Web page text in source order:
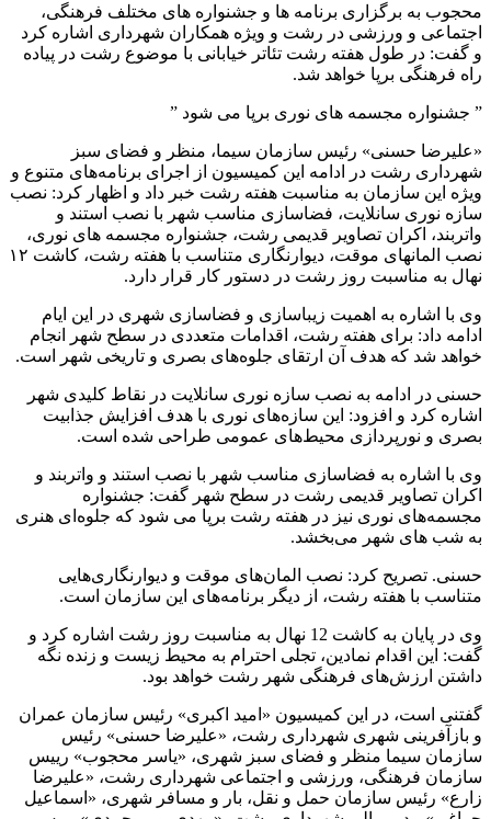
محجوب به برگزاری برنامه ها و جشنواره های مختلف فرهنگی،
اجتماعی و ورزشی در رشت و ویژه همکاران شهرداری اشاره کرد
و گفت: در طول هفته رشت تئاتر خیابانی با موضوع رشت در پیاده
راه فرهنگی برپا خواهد شد.
” جشنواره مجسمه های نوری برپا می شود ”
«علیرضا حسنی» رئیس سازمان سیما، منظر و فضای سبز
شهرداری رشت در ادامه این کمیسیون از اجرای برنامه‌های متنوع و
ویژه این سازمان به مناسبت هفته رشت خبر داد و اظهار کرد: نصب
سازه نوری سانلایت، فضاسازی مناسب شهر با نصب استند و
واتربند، اکران تصاویر قدیمی رشت، جشنواره مجسمه های نوری،
نصب المانهای موقت، دیوارنگاری متناسب با هفته رشت، کاشت ۱۲
نهال به مناسبت روز رشت در دستور کار قرار دارد.
وی با اشاره به اهمیت زیباسازی و فضاسازی شهری در این ایام
ادامه داد: برای هفته رشت، اقدامات متعددی در سطح شهر انجام
خواهد شد که هدف آن ارتقای جلوه‌های بصری و تاریخی شهر است.
حسنی در ادامه به نصب سازه نوری سانلایت در نقاط کلیدی شهر
اشاره کرد و افزود: این سازه‌های نوری با هدف افزایش جذابیت
بصری و نورپردازی محیط‌های عمومی طراحی شده است.
وی با اشاره به فضاسازی مناسب شهر با نصب استند و واتربند و
اکران تصاویر قدیمی رشت در سطح شهر گفت: جشنواره
مجسمه‌های نوری نیز در هفته رشت برپا می شود که جلوه‌ای هنری
به شب‌ های شهر می‌بخشد.
حسنی. تصریح کرد: نصب المان‌های موقت و دیوارنگاری‌هایی
متناسب با هفته رشت، از دیگر برنامه‌های این سازمان است.
وی در پایان به کاشت 12 نهال به مناسبت روز رشت اشاره کرد و
گفت: این اقدام نمادین، تجلی احترام به محیط زیست و زنده نگه
داشتن ارزش‌های فرهنگی شهر رشت خواهد بود.
گفتنی است، در این کمیسیون «امید اکبری» رئیس سازمان عمران
و بازآفرینی شهری شهرداری رشت، «علیرضا حسنی» رئیس
سازمان سیما منظر و فضای سبز شهری، «یاسر محجوب» رییس
سازمان فرهنگی، ورزشی و اجتماعی شهرداری رشت، «علیرضا
زارع» رئیس سازمان حمل و نقل، بار و مسافر شهری، «اسماعیل